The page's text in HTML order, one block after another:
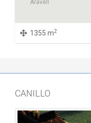
Aravell
1355 m2
CANILLO